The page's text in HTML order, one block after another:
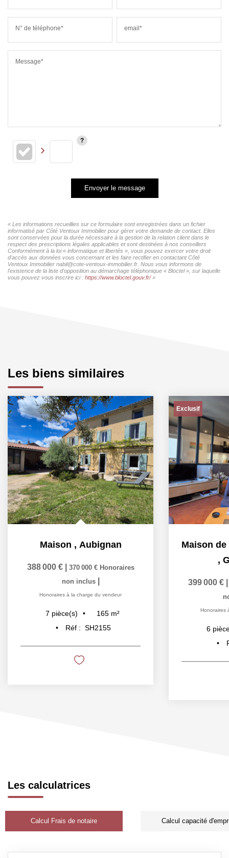
N° de téléphone* email*
Message*
Envoyer le message
« Les informations recueillies sur ce formulaire sont enregistrées dans un fichier
informatisé par Côté Ventoux Immobilier pour gérer votre demande de contact. Elles
sont conservées pour la durée nécessaire à la gestion de la relation client dans le
respect des prescriptions légales applicables et sont destinées à nos conseillers
Conformément à la loi « informatique et libertés », vous pouvez exercer votre droit
d'accès aux données vous concernant et les faire rectifier en contactant Côté
Ventoux Immobilier nabil@cote-ventoux-immobilier.fr. Nous vous informons de
l'existence de la liste d'opposition au démarchage téléphonique « Bloctel », sur laquelle
vous pouvez vous inscrire ici : https://www.bloctel.gouv.fr/»
Les biens similaires
Maison , Aubignan
388 000 € 370 000 € Honoraires
non inclus
Honoraires à la charge du vendeur
7 pièce(s) 165 m²
Réf : SH2155
Exclusif
,
399 000 €
Honoraires
6
Les calculatrices
Calcul Frais de notaire Calcul capacité